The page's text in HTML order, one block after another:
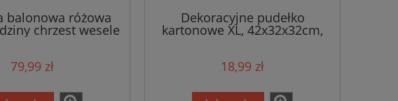
balonowa różowa
chrzest wesele
79,99 zł
Dekoracyjne pudełko
kartonowe XL, 42x32x32cm,
18,99 zł